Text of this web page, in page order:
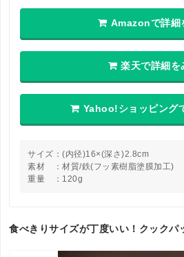
Amazonで詳細
楽天で詳細を
Yahoo!ショッピング
サイズ：(内径)16×(深さ)2.8cm
素材 ：材質/鉄(フッ素樹脂塗膜加工)
重量 ：120g
食べきりサイズが丁度いい！クックパ